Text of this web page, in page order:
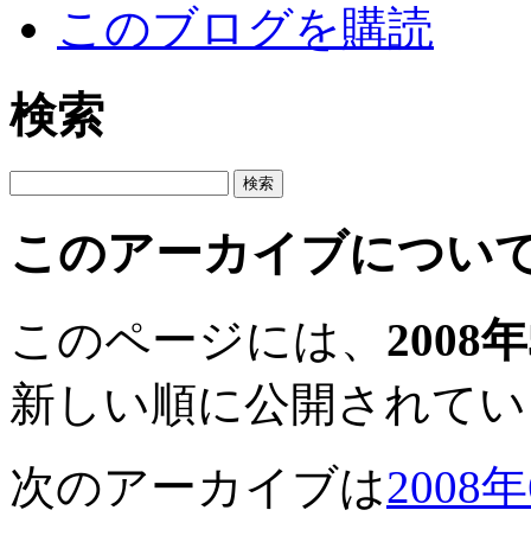
このブログを購読
検索
このアーカイブについ
このページには、 2008
新しい順に公開されて
次のアーカイブは2008